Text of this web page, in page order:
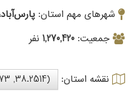
شهرهای مهم استان:
جمعیت: 1,270,420 نفر
نقشه استان:
(38.2514, 48.2973)